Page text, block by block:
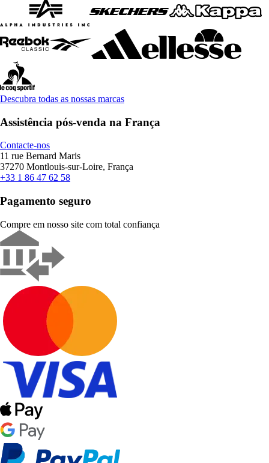
Descubra todas as nossas marcas
Assistência pós-venda na França
Contacte-nos
11 rue Bernard Maris
37270 Montlouis-sur-Loire, França
+33 1 86 47 62 58
Pagamento seguro
Compre em nosso site com total confiança